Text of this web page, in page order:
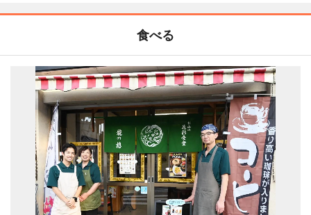
食べる